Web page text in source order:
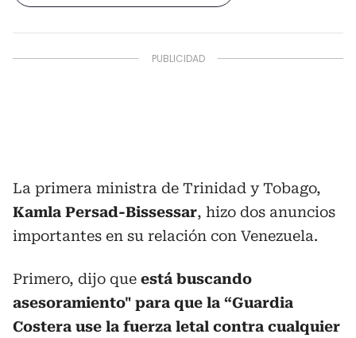
La primera ministra de Trinidad y Tobago,
Kamla Persad-Bissessar, hizo dos anuncios
importantes en su relación con Venezuela.
Primero, dijo que está buscando
asesoramiento" para que la “Guardia
Costera use la fuerza letal contra cualquier